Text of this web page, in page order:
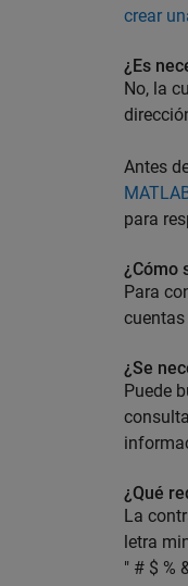
crear
¿Es
No, la
Antes
para
¿Cómo
Para
cuentas
¿Se
Puede
¿Qué
La
letra
" # $ %